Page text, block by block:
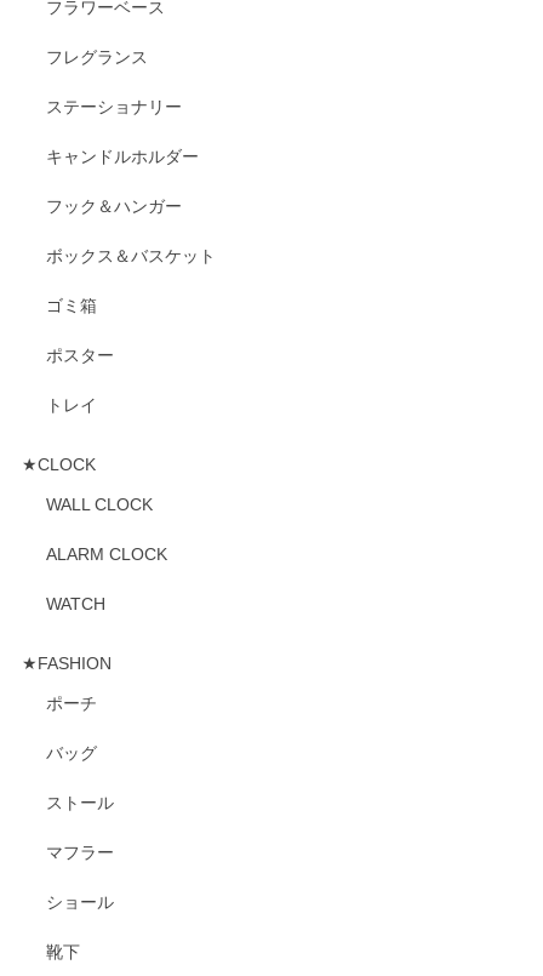
フラワーベース
フレグランス
ステーショナリー
キャンドルホルダー
フック＆ハンガー
ボックス＆バスケット
ゴミ箱
ポスター
トレイ
★CLOCK
WALL CLOCK
ALARM CLOCK
WATCH
★FASHION
ポーチ
バッグ
ストール
マフラー
ショール
靴下